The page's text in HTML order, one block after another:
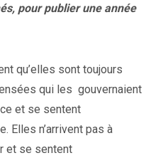
pour publier une année
qu’elles sont toujours
qui les gouvernaient
et se sentent
Elles n’arrivent pas à
et se sentent